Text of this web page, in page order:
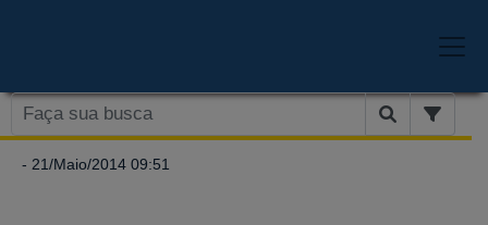
- 21/Maio/2014 09:51